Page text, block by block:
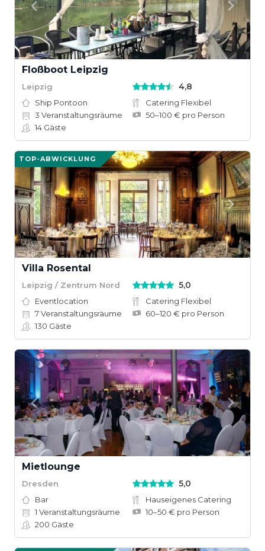
Floßboot Leipzig
Leipzig 4,8
Ship Pontoon
Catering Flexibel
3 Veranstaltungsräume
50–100 € pro Person
14 Gäste
TOP-ABWICKLUNG
Villa Rosental
Leipzig / Zentrum Nord 5,0
Eventlocation
Catering Flexibel
7Veranstaltungsräume
60–120 € pro Person
130 Gäste
Mietlounge
Dresden 5,0
Bar
Hauseigenes Catering
1 Veranstaltungsräume
10–50 € pro Person
200 Gäste